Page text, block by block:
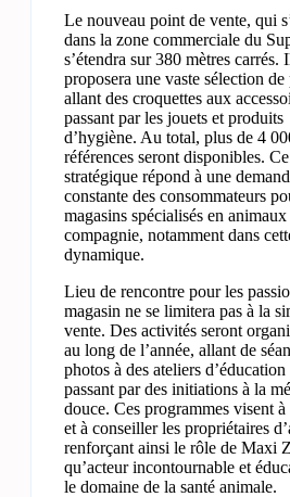
Le nouveau point de vente, qui
dans la zone commerciale du
s’étendra sur 380 mètres carrés.
proposera une vaste sélection
allant des croquettes aux
passant par les jouets et produits
d’hygiène. Au total, plus de 4
références seront disponibles.
stratégique répond à une
constante des consommateurs
magasins spécialisés en animaux
compagnie, notamment dans
dynamique.
Lieu de rencontre pour les
magasin ne se limitera pas à la
vente. Des activités seront
au long de l’année, allant de
photos à des ateliers
passant par des initiations à la
douce. Ces programmes visent
et à conseiller les propriétaires
renforçant ainsi le rôle de Maxi
qu’acteur incontournable et
le domaine de la santé animale.